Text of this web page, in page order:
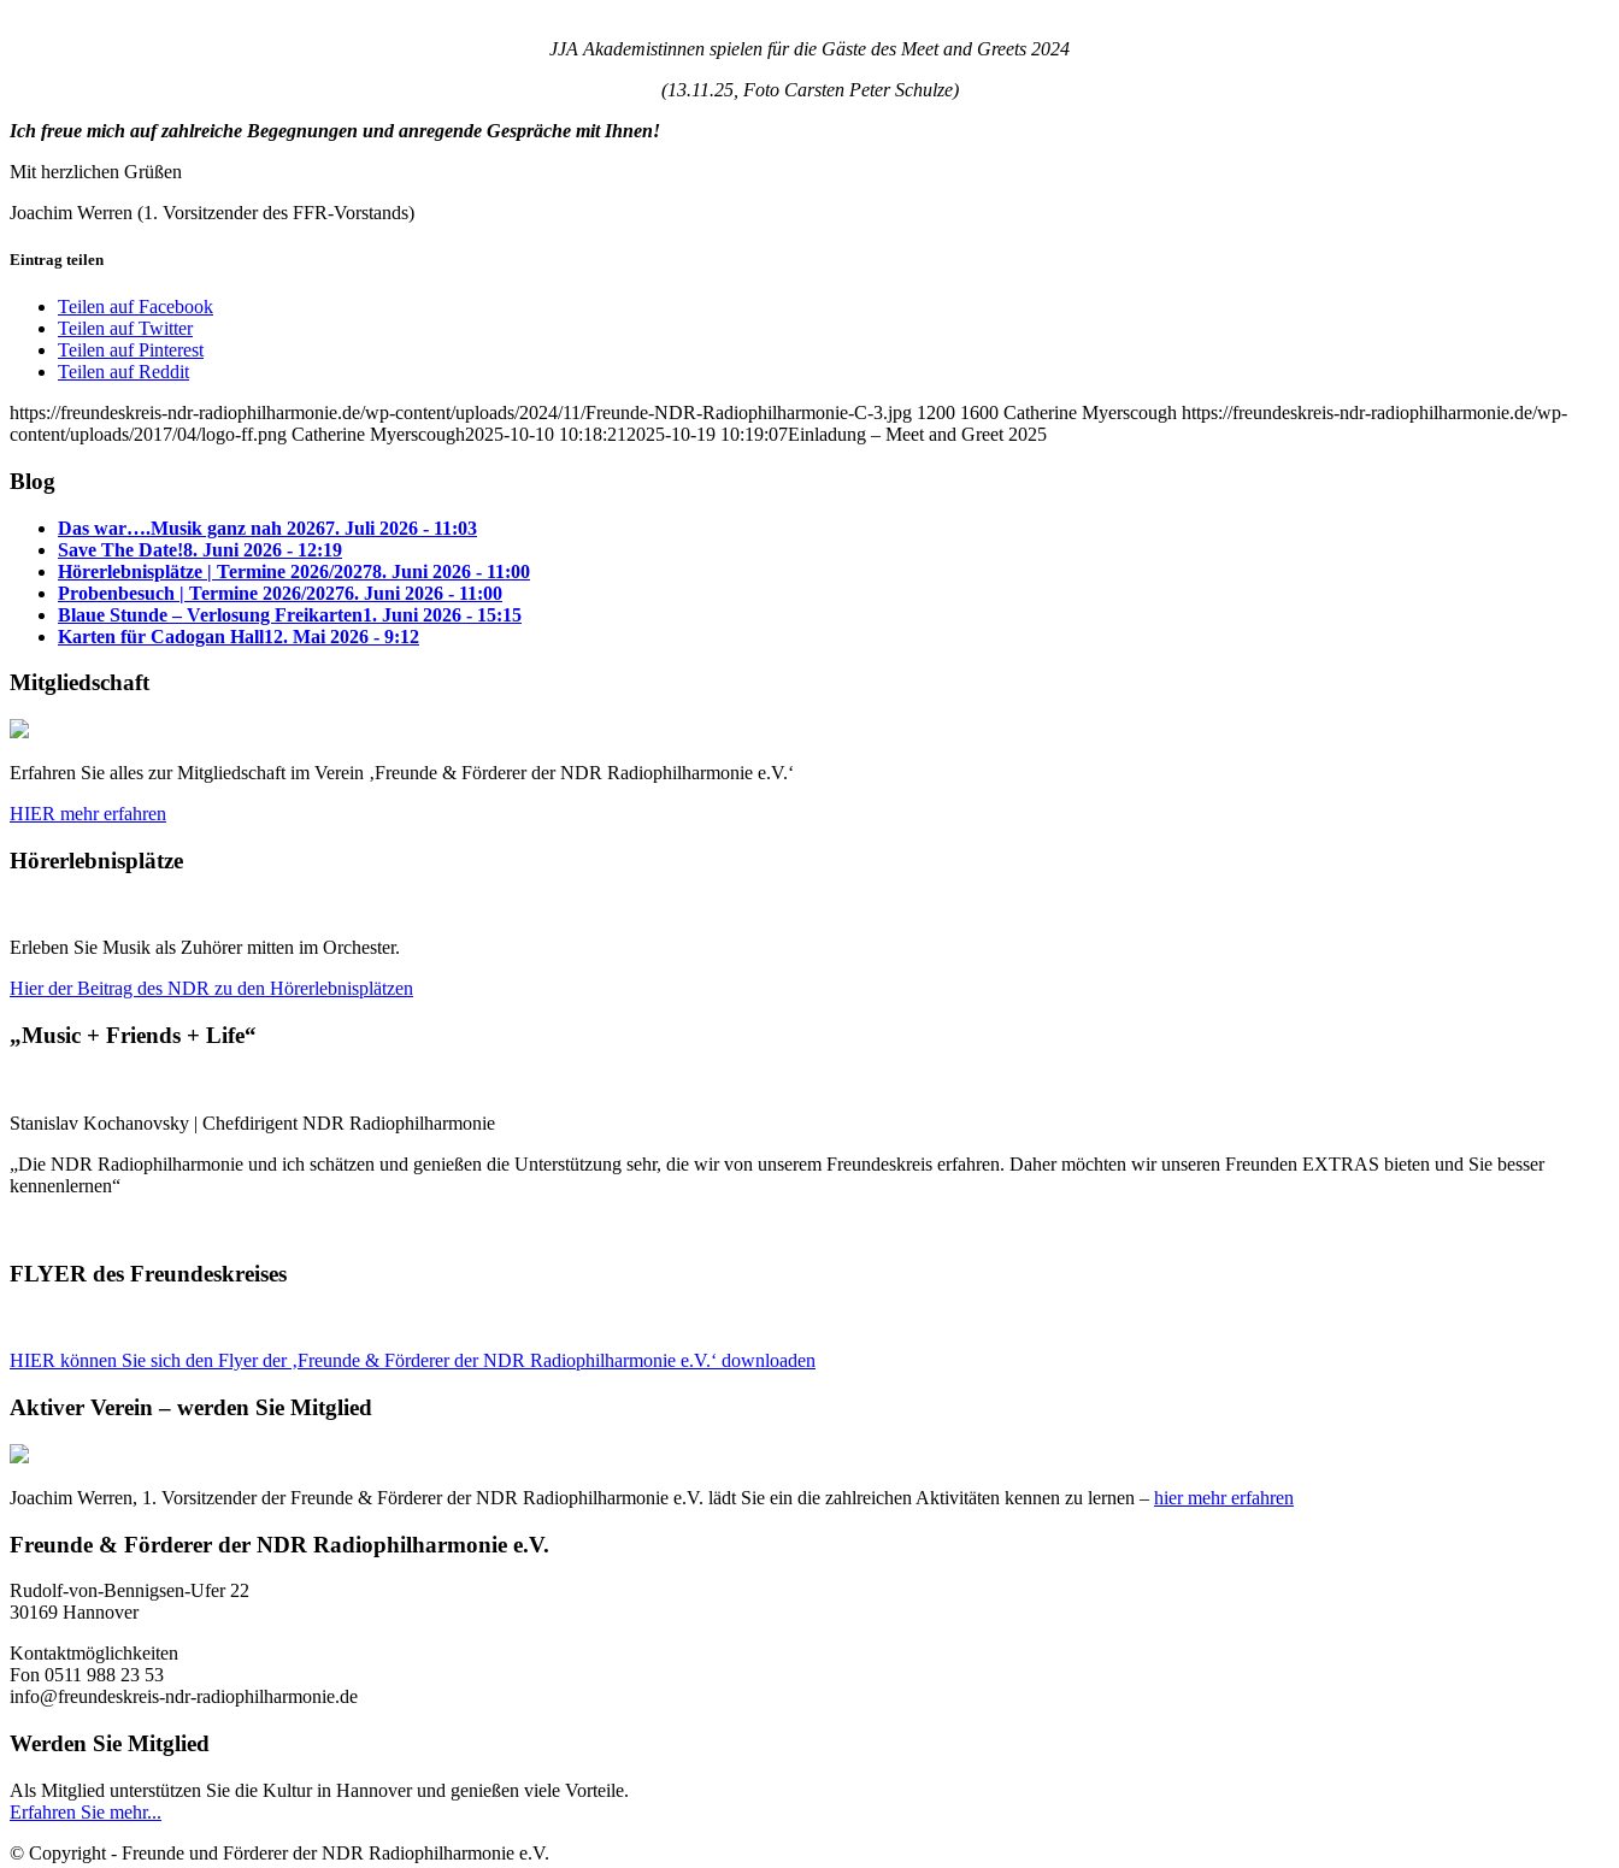
JJA Akademistinnen spielen für die Gäste des Meet and Greets 2024
(13.11.25, Foto Carsten Peter Schulze)
Ich freue mich auf zahlreiche Begegnungen und anregende Gespräche mit Ihnen!
Mit herzlichen Grüßen
Joachim Werren (1. Vorsitzender des FFR-Vorstands)
Eintrag teilen
Teilen auf Facebook
Teilen auf Twitter
Teilen auf Pinterest
Teilen auf Reddit
https://freundeskreis-ndr-radiophilharmonie.de/wp-content/uploads/2024/11/Freunde-NDR-Radiophilharmonie-C-3.jpg 1200 1600 Catherine Myerscough https://freundeskreis-ndr-radiophilharmonie.de/wp-
content/uploads/2017/04/logo-ff.png Catherine Myerscough2025-10-10 10:18:21 2025-10-19 10:19:07Einladung – Meet and Greet 2025
Blog
Das war….Musik ganz nah 20267. Juli 2026 - 11:03
Save The Date!8. Juni 2026 - 12:19
Hörerlebnisplätze | Termine 2026/20278. Juni 2026 - 11:00
Probenbesuch | Termine 2026/20276. Juni 2026 - 11:00
Blaue Stunde – Verlosung Freikarten1. Juni 2026 - 15:15
Karten für Cadogan Hall12. Mai 2026 - 9:12
Mitgliedschaft
Erfahren Sie alles zur Mitgliedschaft im Verein ‚Freunde & Förderer der NDR Radiophilharmonie e.V.‘
HIER mehr erfahren
Hörerlebnisplätze
Erleben Sie Musik als Zuhörer mitten im Orchester.
Hier der Beitrag des NDR zu den Hörerlebnisplätzen
„Music + Friends + Life“
Stanislav Kochanovsky | Chefdirigent NDR Radiophilharmonie
„Die NDR Radiophilharmonie und ich schätzen und genießen die Unterstützung sehr, die wir von unserem Freundeskreis erfahren. Daher möchten wir unseren Freunden EXTRAS bieten und Sie besser
kennenlernen“
FLYER des Freundeskreises
HIER können Sie sich den Flyer der ‚Freunde & Förderer der NDR Radiophilharmonie e.V.‘ downloaden
Aktiver Verein – werden Sie Mitglied
Joachim Werren, 1. Vorsitzender der Freunde & Förderer der NDR Radiophilharmonie e.V. lädt Sie ein die zahlreichen Aktivitäten kennen zu lernen – hier mehr erfahren
Freunde & Förderer der NDR Radiophilharmonie e.V.
Rudolf-von-Bennigsen-Ufer 22
30169 Hannover
Kontaktmöglichkeiten
Fon 0511 988 23 53
info@freundeskreis-ndr-radiophilharmonie.de
Werden Sie Mitglied
Als Mitglied unterstützen Sie die Kultur in Hannover und genießen viele Vorteile.
Erfahren Sie mehr...
© Copyright - Freunde und Förderer der NDR Radiophilharmonie e.V.